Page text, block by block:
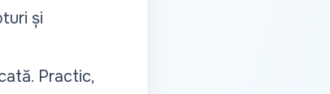
și
Practic,